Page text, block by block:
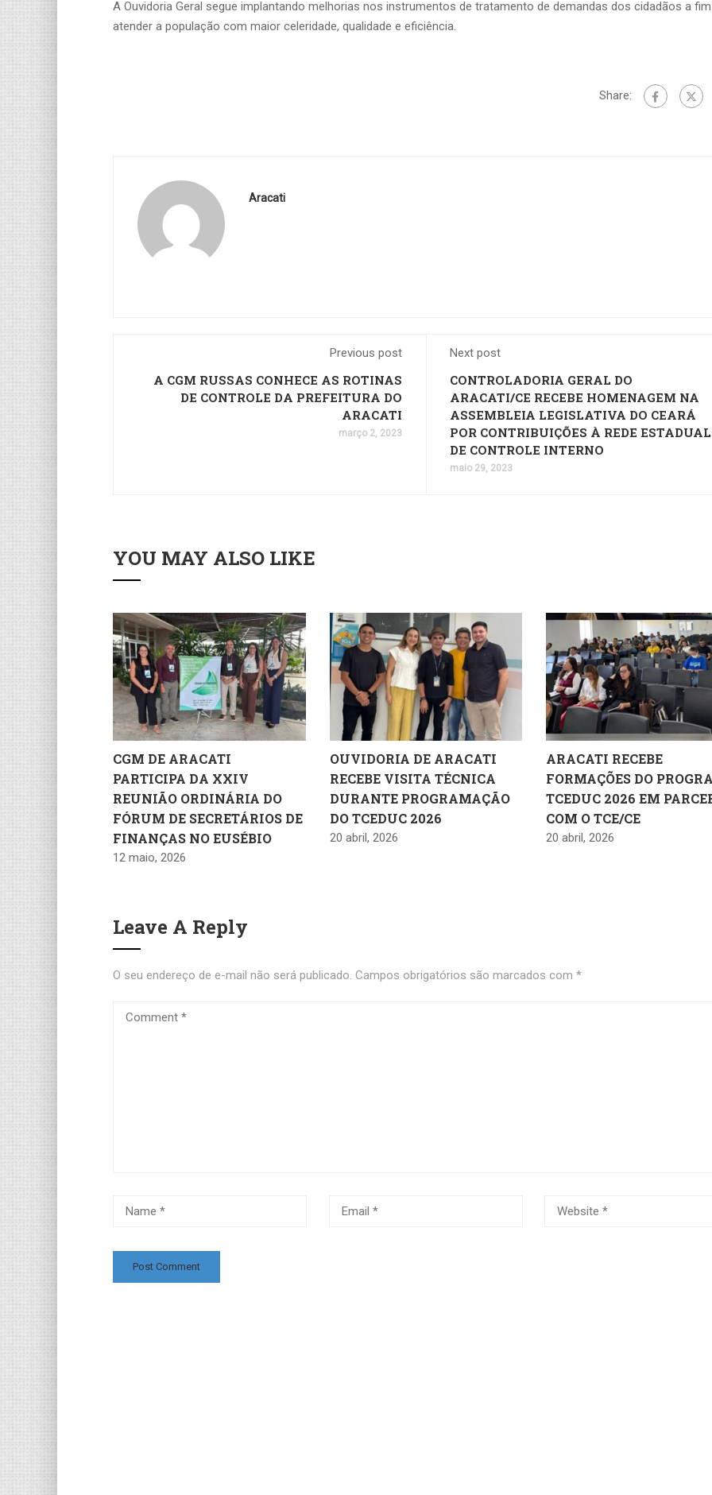
A Ouvidoria Geral segue implantando melhorias nos instrumentos de tratamento de demandas dos cidadãos a
atender a população com maior celeridade, qualidade e eficiência.
Share:
Aracati
Previous post
A CGM RUSSAS CONHECE AS ROTINAS
DE CONTROLE DA PREFEITURA DO
ARACATI
março 2, 2023
Next post
CONTROLADORIA GERAL DO
ARACATI/CE RECEBE HOMENAGEM NA
ASSEMBLEIA LEGISLATIVA DO CEARÁ
POR CONTRIBUIÇÕES À REDE ESTADUAL
DE CONTROLE INTERNO
maio 29, 2023
YOU MAY ALSO LIKE
CGM DE ARACATI
PARTICIPA DA XXIV
REUNIÃO ORDINÁRIA DO
FÓRUM DE SECRETÁRIOS DE
FINANÇAS NO EUSÉBIO
12 maio, 2026
OUVIDORIA DE ARACATI
RECEBE VISITA TÉCNICA
DURANTE PROGRAMAÇÃO
DO TCEDUC 2026
20 abril, 2026
ARACATI RECEBE
FORMAÇÕES DO
TCEDUC 2026 EM
COM O TCE/CE
20 abril, 2026
Leave A Reply
O seu endereço de e-mail não será publicado. Campos obrigatórios são marcados com *